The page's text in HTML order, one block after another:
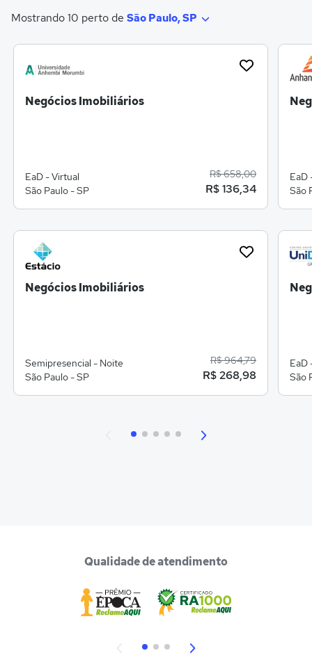
Mostrando 10 perto de São Paulo, SP
Negócios Imobiliários
EaD - Virtual
São Paulo - SP
R$ 658,00
R$ 136,34
Negócios Imobiliários
Semipresencial - Noite
São Paulo - SP
R$ 964,79
R$ 268,98
EaD
São
EaD
São
Qualidade de atendimento